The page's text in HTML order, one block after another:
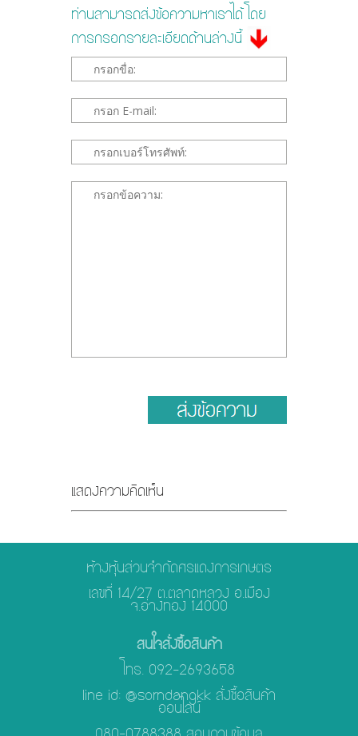
ท่านสามารถส่งข้อความหาเราได้ โดย
การกรอกรายละเอียดด้านล่างนี้
*This is not a valid phone.
แสดงความคิดเห็น
ห้างหุ้นส่วนจำกัดศรแดงการเกษตร
เลขที่ 14/27 ต.ตลาดหลวง อ.เมือง
จ.อ่างทอง 14000
สนใจสั่งซื้อสินค้า
โทร. 092-2693658
line id: @sorndangkk สั่งซื้อสินค้า
ออนไลน์